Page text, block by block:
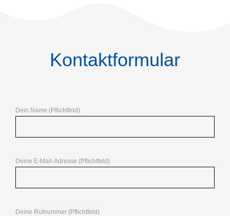
Kontaktformular
Dein Name (Pflichtfeld)
Deine E-Mail-Adresse (Pflichtfeld)
Deine Rufnummer (Pflichtfeld)